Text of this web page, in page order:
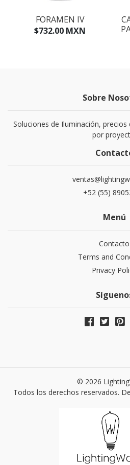
FORAMEN IV
$732.00 MXN
Sobre
Soluciones de Iluminación,
por
+52 (55)
Menú
Contacto
Terms and
Privacy
© 2026
Todos los derechos reservados.